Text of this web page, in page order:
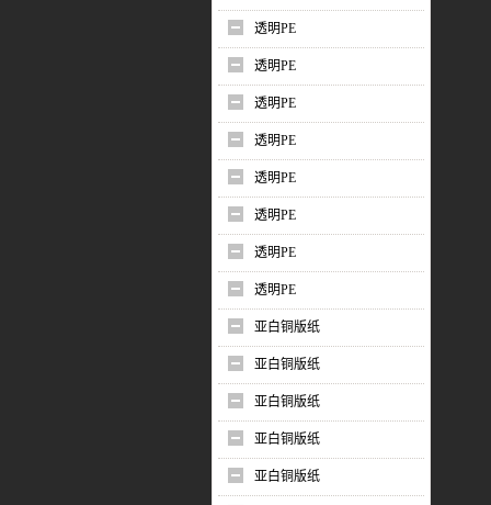
透明PE
透明PE
透明PE
透明PE
透明PE
透明PE
透明PE
透明PE
亚白铜版纸
亚白铜版纸
亚白铜版纸
亚白铜版纸
亚白铜版纸